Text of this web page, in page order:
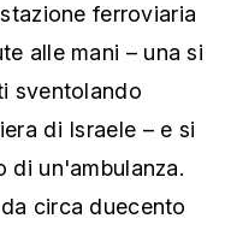
ferroviaria
alle mani – una si
sventolando
di Israele – e si
di un'ambulanza.
circa duecento